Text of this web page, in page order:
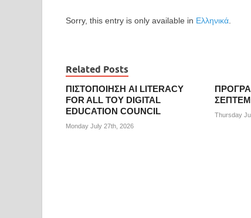
Sorry, this entry is only available in Ελληνικά
Related Posts
ΠΙΣΤΟΠΟΙΗΣΗ AI LITERACY
FOR ALL ΤΟΥ DIGITAL
EDUCATION COUNCIL
Monday July 27th, 2026
Thursday